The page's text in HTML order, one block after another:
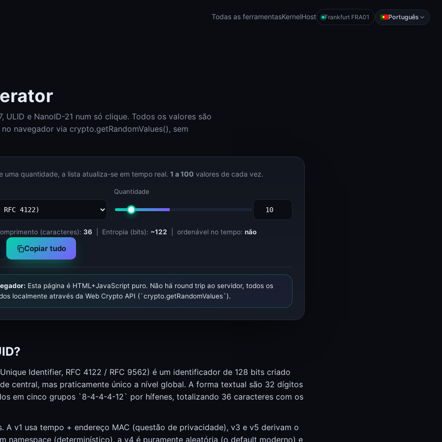
Todas as ferramentasKernelHost Frankfurt FRA01 Português
DNS Lookup
SSL Checker
JWT Decoder (Header, Payload, Signature)
Estado de TeamSpeak 3
ULID e NanoID-21 num só clique. Todos os valores são
navegador via crypto.getRandomValues(), sem
uma quantidade, a lista atualiza-se em tempo real. 1 a 100 valores de cada vez.
Quantidade
(caracteres): 36 | Entropia (bits): ~122 | ordenável no tempo: não
Copiar tudo
Esta página é HTML+JavaScript puro. Não há round trip ao servidor, todos os
localmente através da Web Crypto API (`crypto.getRandomValues`).
Identifier, RFC 4122 / RFC 9562) é um identificador de 128 bits criado
central, mas praticamente único a nível global. A forma textual são 32 dígitos
em cinco grupos `8-4-4-4-12` por hífenes, totalizando 36 caracteres com os
A v1 usa tempo + endereço MAC (questão de privacidade), v3 e v5 derivam o
namespace (determinístico), a v4 é puramente aleatória (o default moderno) e